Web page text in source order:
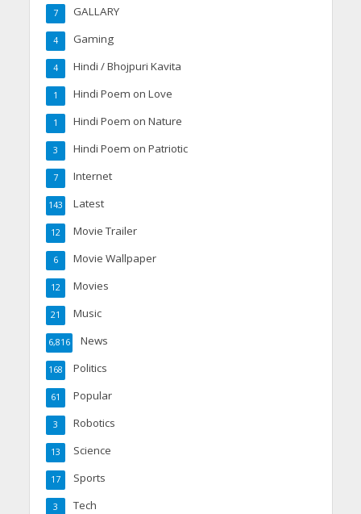
GALLARY
7
Gaming
4
Hindi / Bhojpuri Kavita
4
Hindi Poem on Love
1
Hindi Poem on Nature
1
Hindi Poem on Patriotic
3
Internet
7
Latest
143
Movie Trailer
12
Movie Wallpaper
6
Movies
12
Music
21
News
6,816
Politics
168
Popular
61
Robotics
3
Science
13
Sports
17
Tech
3